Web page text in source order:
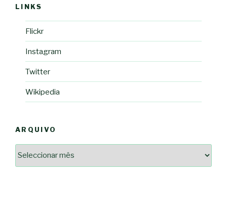
LINKS
Flickr
Instagram
Twitter
Wikipedia
ARQUIVO